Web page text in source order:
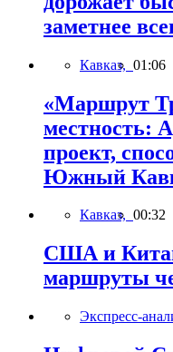
заметнее
Кавказ, 01:06
«Маршрут
местность:
проект,
Южный
Кавказ, 00:32
США и
маршруты
Экспресс-